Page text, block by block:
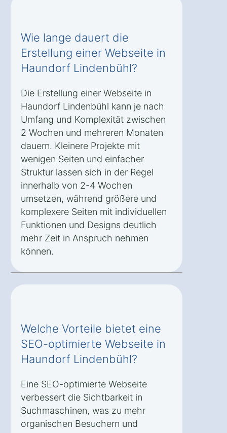
Wie lange dauert die
Erstellung einer Webseite in
Haundorf Lindenbühl?
Die Erstellung einer Webseite in
Haundorf Lindenbühl kann je nach
Umfang und Komplexität zwischen
2 Wochen und mehreren Monaten
dauern. Kleinere Projekte mit
wenigen Seiten und einfacher
Struktur lassen sich in der Regel
innerhalb von 2-4 Wochen
umsetzen, während größere und
komplexere Seiten mit individuellen
Funktionen und Designs deutlich
mehr Zeit in Anspruch nehmen
können.
Welche Vorteile bietet eine
SEO-optimierte Webseite in
Haundorf Lindenbühl?
Eine SEO-optimierte Webseite
verbessert die Sichtbarkeit in
Suchmaschinen, was zu mehr
organischen Besuchern und